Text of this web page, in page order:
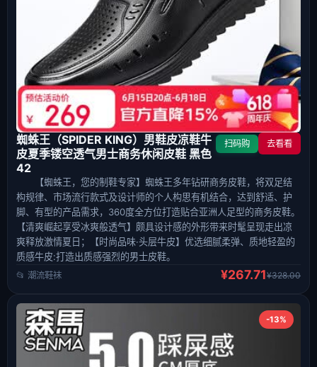
蜘蛛王（SPIDER KING）男鞋皮凉鞋牛
皮夏季镂空透气男士商务休闲皮鞋 黑色
42
扫码购 去看看
【蜘蛛王，您的制鞋专家】蜘蛛王多年钻研商务皮鞋，将双足结
构规律、市场流行款式及设计师的个人构思有机结合，达到舒适、护
脚、有型的产品需求，360度全方位打造贴合亚洲人足型的商务皮鞋。
【清爽崛起享受冰爽般透气】颇具设计感的外形带来时髦呈现走出凉
爽释放激情夏日；【时尚品味·头层牛皮】优选细腻柔弹、质地轻盈的
质感牛皮:打造出质感强烈的男士皮鞋。
📂 潮流鞋袜 ¥267.71¥328.00
-13%